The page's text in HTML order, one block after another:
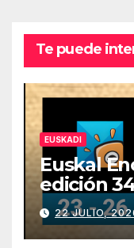
Te puede
EUSKADI
Euskal
edición
julio
22 JULIO,